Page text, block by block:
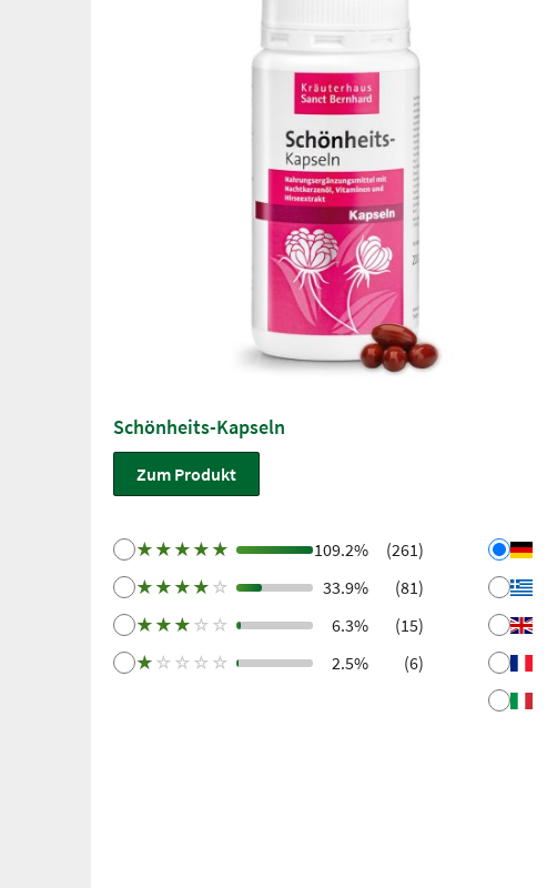
Schönheits-Kapseln
Zum Produkt
★ ★ ★ ★ ★ 109.2%
(261)
★ ★ ★ ★ ☆ 33.9%
(81)
★ ★ ★ ☆ ☆ 6.3%
(15)
★ ☆ ☆ ☆ ☆ 2.5% (6)